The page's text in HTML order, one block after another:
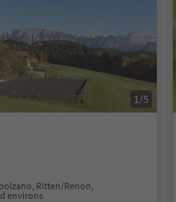
1/5
Ritten/Renon,
environs